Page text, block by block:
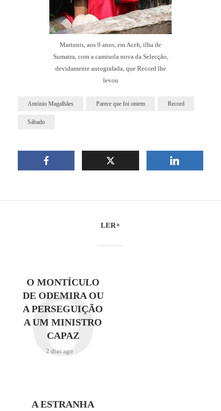
Martunis, aos 9 anos, em Aceh, ilha de
Sumatra, com a camisola nova da Selecção,
devidamente autografada, que Record lhe
levou
António Magalhães Parece que foi ontem Record
Sábado
LER+
O MONTÍCULO
DE ODEMIRA OU
A PERSEGUIÇÃO
A UM MINISTRO
CAPAZ
2 dias ago
O
A ESTRANHA